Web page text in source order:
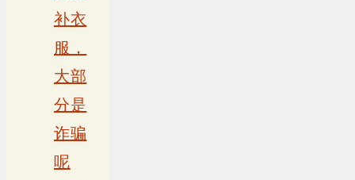
补衣
服，
大部
分是
诈骗
呢